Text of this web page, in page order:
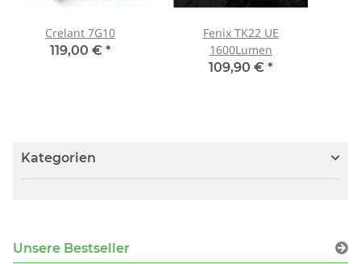
Crelant 7G10
119,00 € *
Fenix TK22 UE
1600Lumen
109,90 € *
Kategorien
Unsere Bestseller